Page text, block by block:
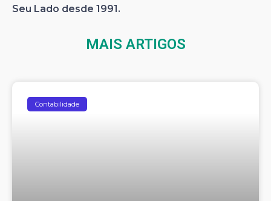
Seu Lado desde 1991.
MAIS ARTIGOS
Contabilidade